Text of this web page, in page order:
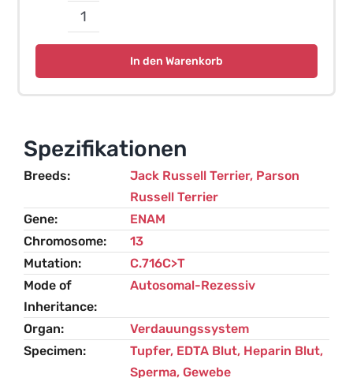
Amelogenesis
Imperfecta
Terrier
Menge
In den Warenkorb
Spezifikationen
Breeds Jack Russell Terrier, Parson
Russell Terrier
Gene
ENAM
Chromosome
13
Mutation
C.716C>T
Mode of
Inheritance
Autosomal-Rezessiv
Organ
Verdauungssystem
Specimen
Tupfer, EDTA Blut, Heparin Blut,
Sperma, Gewebe